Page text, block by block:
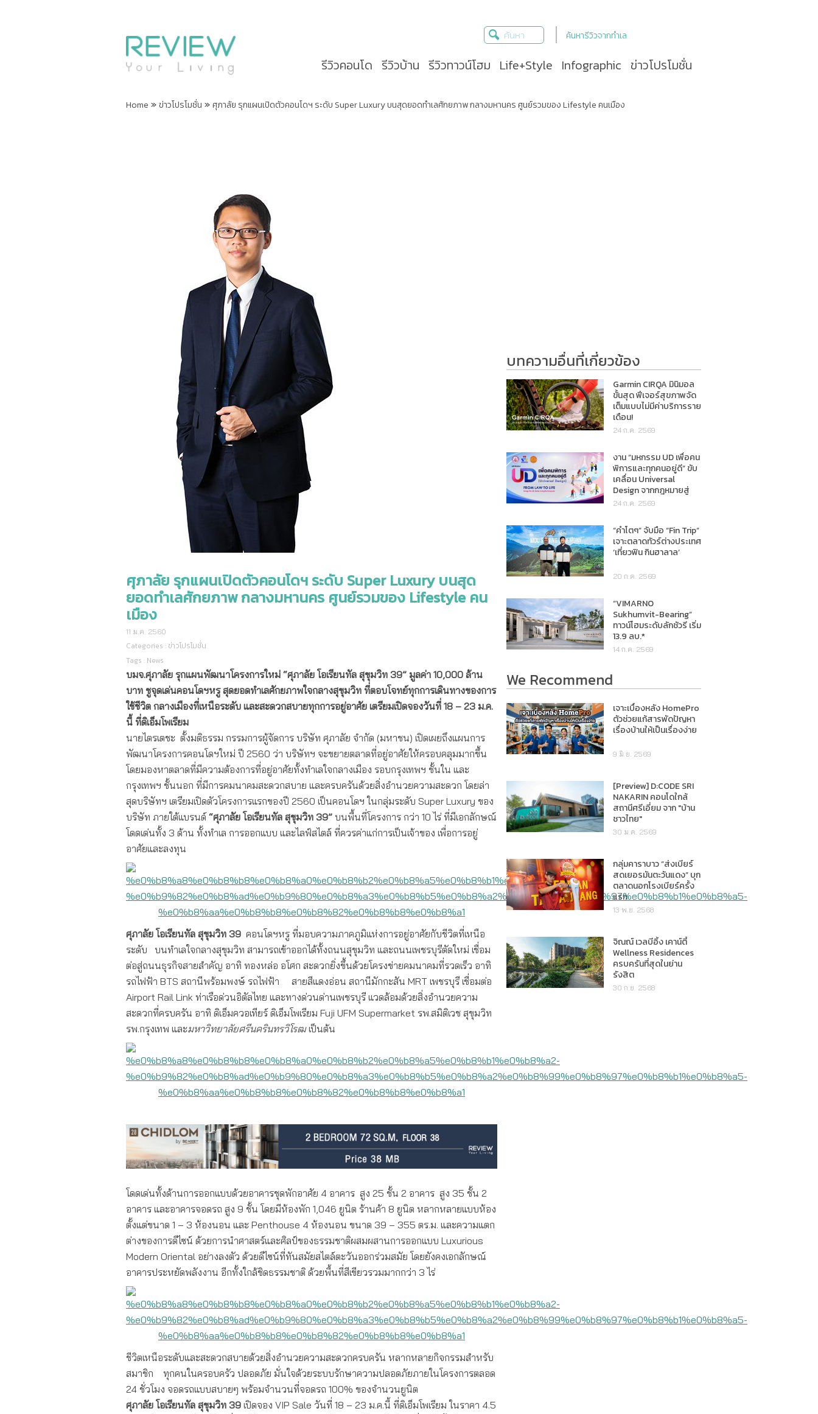
ค้นหารีวิวจากทำเล
รีวิวคอนโด รีวิวบ้าน รีวิวทาวน์โฮม Life+Style Infographic ข่าวโปรโมชั่น
Home »ข่าวโปรโมชั่น »ศุภาลัย รุกแผนเปิดตัวคอนโดฯ ระดับ Super Luxury บนสุดยอดทำเลศักยภาพ กลางมหานคร ศูนย์รวมของ Lifestyle คนเมือง
ศุภาลัย รุกแผนเปิดตัวคอนโดฯ ระดับ Super Luxury บนสุด
ยอดทำเลศักยภาพ กลางมหานคร ศูนย์รวมของ Lifestyle คน
เมือง
11 ม.ค. 2560
Categories : ข่าวโปรโมชั่น
Tags : News
บมจ.ศุภาลัย รุกแผนพัฒนาโครงการใหม่ “ศุภาลัย โอเรียนทัล สุขุมวิท 39” มูลค่า 10,000 ล้าน
บาท ชูจุดเด่นคอนโดฯหรู สุดยอดทำเลศักยภาพใจกลางสุขุมวิท ที่ตอบโจทย์ทุกการเดินทางของการ
ใช้ชีวิต กลางเมืองที่เหนือระดับ และสะดวกสบายทุกการอยู่อาศัย เตรียมเปิดจองวันที่ 18 – 23 ม.ค.
นี้ ที่ดิเอ็มโพเรียม
นายไตรเตชะ ตั้งมติธรรม กรรมการผู้จัดการ บริษัท ศุภาลัย จำกัด (มหาชน) เปิดเผยถึงแผนการ
พัฒนาโครงการคอนโดฯใหม่ ปี 2560 ว่า บริษัทฯ จะขยายตลาดที่อยู่อาศัยให้ครอบคลุมมากขึ้น
โดยมองหาตลาดที่มีความต้องการที่อยู่อาศัยทั้งทำเลใจกลางเมือง รอบกรุงเทพฯ ชั้นใน และ
กรุงเทพฯ ชั้นนอก ที่มีการคมนาคมสะดวกสบาย และครบครันด้วยสิ่งอำนวยความสะดวก โดยล่า
สุดบริษัทฯ เตรียมเปิดตัวโครงการแรกของปี 2560 เป็นคอนโดฯ ในกลุ่มระดับ Super Luxury ของ
บริษัท ภายใต้แบรนด์ “ศุภาลัย โอเรียนทัล สุขุมวิท 39” บนพื้นที่โครงการ กว่า 10 ไร่ ที่มีเอกลักษณ์
โดดเด่นทั้ง 3 ด้าน ทั้งทำเล การออกแบบ และไลฟ์สไตล์ ที่ควรค่าแก่การเป็นเจ้าของ เพื่อการอยู่
อาศัยและลงทุน
ศุภาลัย โอเรียนทัล สุขุมวิท 39 คอนโดฯหรู ที่มอบความภาคภูมิแห่งการอยู่อาศัยกับชีวิตที่เหนือ
ระดับ บนทำเลใจกลางสุขุมวิท สามารถเข้าออกได้ทั้งถนนสุขุมวิท และถนนเพชรบุรีตัดใหม่ เชื่อม
ต่อสู่ถนนธุรกิจสายสำคัญ อาทิ ทองหล่อ อโศก สะดวกยิ่งขึ้นด้วยโครงข่ายคมนาคมที่รวดเร็ว อาทิ
รถไฟฟ้า BTS สถานีพร้อมพงษ์ รถไฟฟ้า สายสีแดงอ่อน สถานีมักกะสัน MRT เพชรบุรี เชื่อมต่อ
Airport Rail Link ท่าเรือด่วนอิตัลไทย และทางด่วนด่านเพชรบุรี แวดล้อมด้วยสิ่งอำนวยความ
สะดวกที่ครบครัน อาทิ ดิเอ็มควอเทียร์ ดิเอ็มโพเรียม Fuji UFM Supermarket รพ.สมิติเวช สุขุมวิท
รพ.กรุงเทพ และมหาวิทยาลัยศรีนครินทรวิโรฒเป็นต้น
โดดเด่นทั้งด้านการออกแบบด้วยอาคารชุดพักอาศัย 4 อาคาร สูง 25 ชั้น 2 อาคาร สูง 35 ชั้น 2
อาคาร และอาคารจอดรถ สูง 9 ชั้น โดยมีห้องพัก 1,046 ยูนิต ร้านค้า 8 ยูนิต หลากหลายแบบห้อง
ตั้งแต่ขนาด 1 – 3 ห้องนอน และ Penthouse 4 ห้องนอน ขนาด 39 – 355 ตร.ม. และความแตก
ต่างของการดีไซน์ ด้วยการนำศาสตร์และศิลป์ของธรรมชาติผสมผสานการออกแบบ Luxurious
Modern Oriental อย่างลงตัว ด้วยดีไซน์ที่ทันสมัยสไตล์ตะวันออกร่วมสมัย โดยยังคงเอกลักษณ์
อาคารประหยัดพลังงาน อีกทั้งใกล้ชิดธรรมชาติ ด้วยพื้นที่สีเขียวรวมมากกว่า 3 ไร่
ชีวิตเหนือระดับและสะดวกสบายด้วยสิ่งอำนวยความสะดวกครบครัน หลากหลายกิจกรรมสำหรับ
สมาชิก ทุกคนในครอบครัว ปลอดภัย มั่นใจด้วยระบบรักษาความปลอดภัยภายในโครงการตลอด
24 ชั่วโมง จอดรถแบบสบายๆ พร้อมจำนวนที่จอดรถ 100% ของจำนวนยูนิต
ศุภาลัย โอเรียนทัล สุขุมวิท 39 เปิดจอง VIP Sale วันที่ 18 – 23 ม.ค.นี้ ที่ดิเอ็มโพเรียม ในราคา 4.5
บทความอื่นที่เกี่ยวข้อง
Garmin CIRQA มินิมอล
ขั้นสุด ฟีเจอร์สุขภาพจัด
เต็มแบบไม่มีค่าบริการราย
เดือน!
24 ก.ค. 2569
งาน “มหกรรม UD เพื่อคน
พิการและทุกคนอยู่ดี” ขับ
เคลื่อน Universal
Design จากกฎหมายสู่
การใช้ชีวิตจริง
24 ก.ค. 2569
“คำโตๆ” จับมือ “Fin Trip”
เจาะตลาดทัวร์ต่างประเทศ
‘เที่ยวฟิน กินฮาลาล’
20 ก.ค. 2569
“VIMARNO
Sukhumvit-Bearing”
ทาวน์โฮมระดับลักชัวรี เริ่ม
13.9 ลบ.*
14 ก.ค. 2569
We Recommend
เจาะเบื้องหลัง HomePro
ตัวช่วยแก้สารพัดปัญหา
เรื่องบ้านให้เป็นเรื่องง่าย
9 มิ.ย. 2569
[Preview] D:CODE SRI
NAKARIN คอนโดใกล้
สถานีศรีเอี่ยม จาก "บ้าน
ชาวไทย"
30 ม.ค. 2569
กลุ่มคาราบาว “ส่งเบียร์
สดเยอรมันตะวันแดง” บุก
ตลาดนอกโรงเบียร์ครั้ง
แรก
13 พ.ย. 2568
จิณณ์ เวลบีอิ้ง เคาน์ตี้
Wellness Residences
ครบครันที่สุดในย่าน
รังสิต
30 ก.ย. 2568